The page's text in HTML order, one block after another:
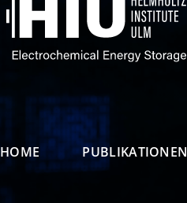
HOME PUBLIKATIONEN